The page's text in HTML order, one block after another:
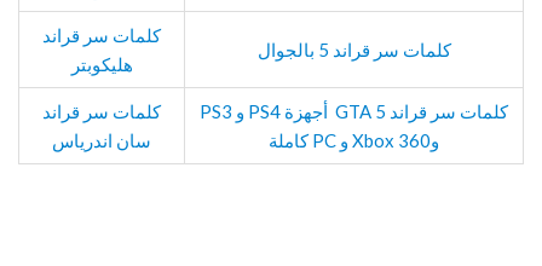
كلمات سر قراند 5 بالجوال
كلمات سر قراند
هليكوبتر
كلمات سر قراند 5 GTA أجهزة PS4 و PS3
وXbox 360 و PC كاملة
كلمات سر قراند
سان اندرياس